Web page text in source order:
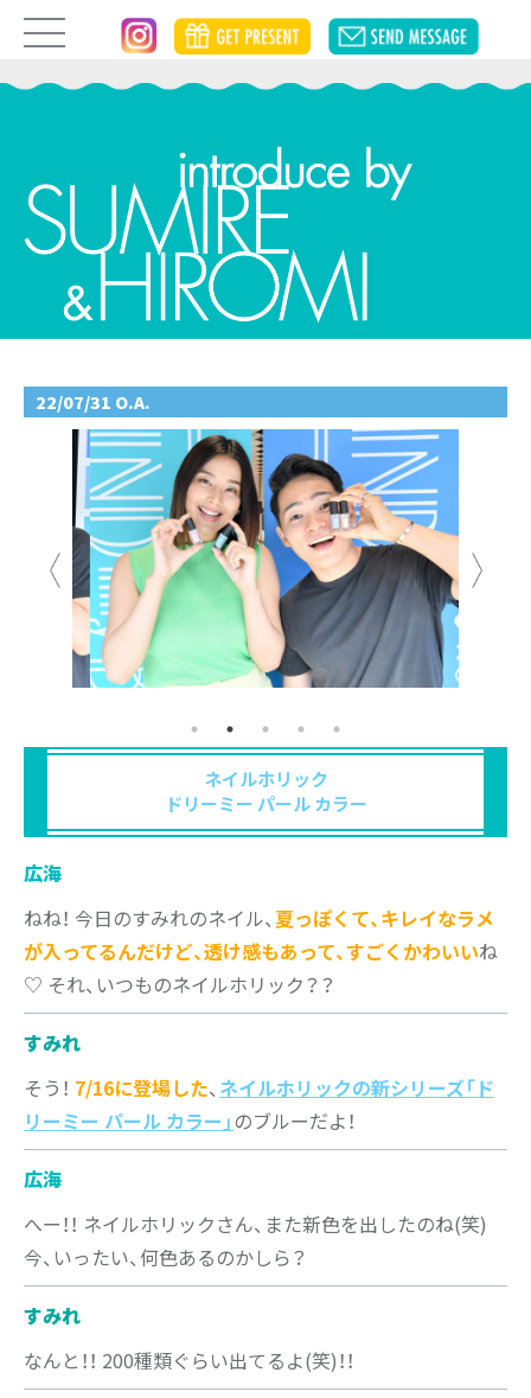
22/07/31 O.A.
ネイルホリック
ドリーミー パール カラー
広海
ねね！ 今日のすみれのネイル、 夏っぽくて、キレイなラメ
が入ってるんだけど、透け感もあって、すごくかわいいね
♡ それ、いつものネイルホリック？？
すみれ
そう！ 7/16に登場した、 ネイルホリックの新シリーズ「ド
リーミー パール カラー」 のブルーだよ！
広海
へー！！ ネイルホリックさん、また新色を出したのね(笑)
今、いったい、何色あるのかしら？
すみれ
なんと！！ 200種類ぐらい出てるよ(笑)！！